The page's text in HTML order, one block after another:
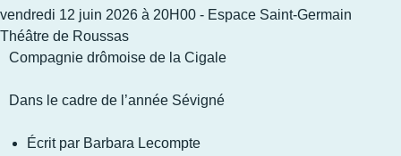
vendredi 12 juin 2026 à 20H00 - Espace Saint-Germain
Théâtre de Roussas
Compagnie drômoise de la Cigale
Dans le cadre de l’année Sévigné
Écrit par Barbara Lecompte